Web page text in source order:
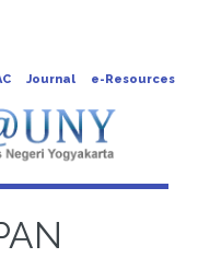
Journal e-Resources